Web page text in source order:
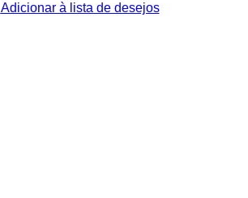
Adicionar à lista de desejos